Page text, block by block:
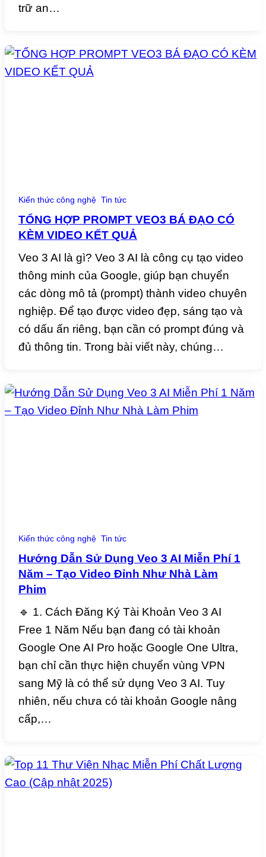
trữ an…
Kiến thức công nghệ Tin tức
TỔNG HỢP PROMPT VEO3 BÁ ĐẠO CÓ
KÈM VIDEO KẾT QUẢ
Veo 3 AI là gì? Veo 3 AI là công cụ tạo video
thông minh của Google, giúp bạn chuyển
các dòng mô tả (prompt) thành video chuyên
nghiệp. Để tạo được video đẹp, sáng tạo và
có dấu ấn riêng, bạn cần có prompt đúng và
đủ thông tin. Trong bài viết này, chúng…
Kiến thức công nghệ Tin tức
Hướng Dẫn Sử Dụng Veo 3 AI Miễn Phí 1
Năm – Tạo Video Đỉnh Như Nhà Làm
Phim
🔹 1. Cách Đăng Ký Tài Khoản Veo 3 AI
Free 1 Năm Nếu bạn đang có tài khoản
Google One AI Pro hoặc Google One Ultra,
bạn chỉ cần thực hiện chuyển vùng VPN
sang Mỹ là có thể sử dụng Veo 3 AI. Tuy
nhiên, nếu chưa có tài khoản Google nâng
cấp,…